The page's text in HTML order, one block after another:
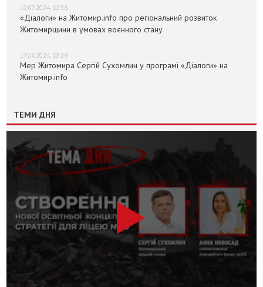
12.07.2024, 12:36
«Діалоги» на Житомир.info про регіональний розвиток
Житомирщини в умовах воєнного стану
17.04.2024, 10:29
Мер Житомира Сергій Сухомлин у програмі «Діалоги» на
Житомир.info
ТЕМИ ДНЯ